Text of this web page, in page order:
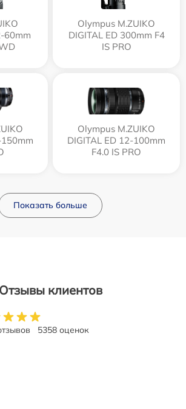
60mm
Olympus M.ZUIKO
DIGITAL ED 300mm F4
IS PRO
Olympus M.ZUIKO
DIGITAL ED 12‑100mm
F4.0 IS PRO
Показать больше
Отзывы клиентов
5358 оценок